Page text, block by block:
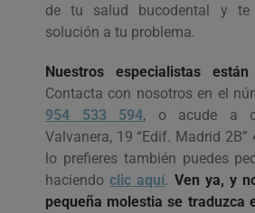
de tu salud bucodental y te
solución a tu problema.
Nuestros especialistas
Contacta con nosotros en el
954 533 594, o acude a
Valvanera, 19 “Edif. Madrid 2B”
lo prefieres también puedes
haciendoclic aquí. Ven ya, y
pequeña molestia se traduzca